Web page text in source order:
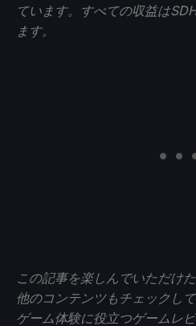
ています。すべての収益は
ます。
この記事を楽しんでいただけた
他のコンテンツもチェックし
ゲーム体験に役立つゲームレ